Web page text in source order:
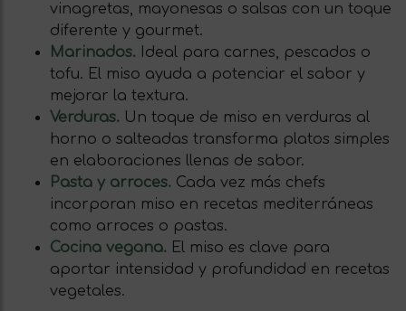
vinagretas, mayonesas o salsas con un toque
diferente y gourmet.
Marinados. Ideal para carnes, pescados o
tofu. El miso ayuda a potenciar el sabor y
mejorar la textura.
Verduras. Un toque de miso en verduras al
horno o salteadas transforma platos simples
en elaboraciones llenas de sabor.
Pasta y arroces. Cada vez más chefs
incorporan miso en recetas mediterráneas
como arroces o pastas.
Cocina vegana. El miso es clave para
aportar intensidad y profundidad en recetas
vegetales.